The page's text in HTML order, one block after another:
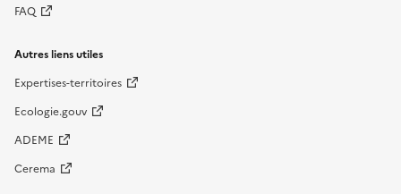
FAQ
Autres liens utiles
Expertises-territoires
Ecologie.gouv
ADEME
Cerema